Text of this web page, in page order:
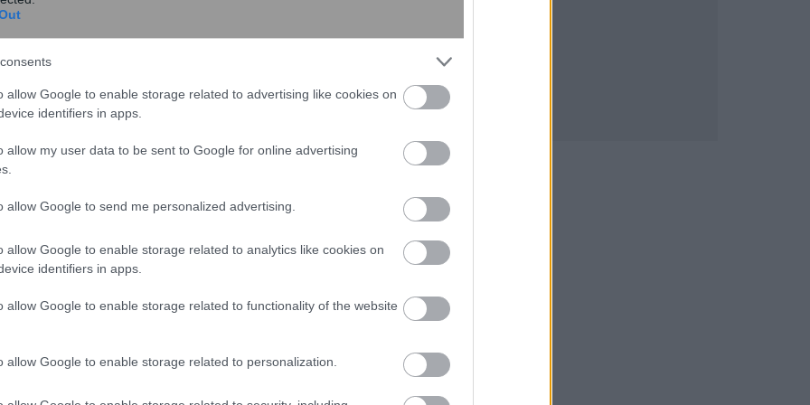
allow Google to enable storage related to advertising like cookies on
identifiers in apps.
allow my user data to be sent to Google for online advertising
allow Google to send me personalized advertising.
allow Google to enable storage related to analytics like cookies on
identifiers in apps.
allow Google to enable storage related to functionality of the website
allow Google to enable storage related to personalization.
να αποπληρώσει μέρος των ληξιπρόθεσμων
φόρου και απόδοση καθυστερημένων
νοσοκομείων κτλ) θα έχει σημαντικότερη
όπως πέρσι τον Δεκέμβριο.
που εποπτεύουν το ελληνικό πρόγραμμα δεν
ύψος, ούτε σε κανένα άλλο χαρακτηριστικό της
επανάληψη του 2017.